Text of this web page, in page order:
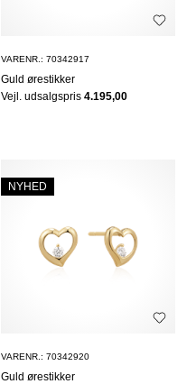
VARENR.: 70342917
Guld ørestikker
Vejl. udsalgspris4.195,00
NYHED
VARENR.: 70342920
Guld ørestikker